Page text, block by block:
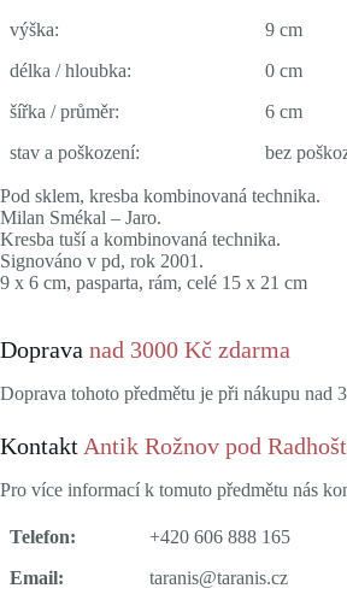
výška:
9 cm
délka / hloubka:
0 cm
šířka / průměr:
6 cm
stav a poškození:
bez
Pod sklem, kresba kombinovaná technika.
Milan Smékal – Jaro.
Kresba tuší a kombinovaná technika.
Signováno v pd, rok 2001.
9 x 6 cm, pasparta, rám, celé 15 x 21 cm
Doprava nad 3000 Kč zdarma
Doprava tohoto předmětu je při nákupu nad
Kontakt Antik Rožnov pod
Pro více informací k tomuto předmětu nás
Telefon:
+420 606 888 165
Email:
taranis@taranis.cz